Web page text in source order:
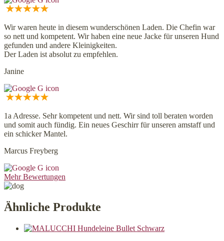
Wir waren heute in diesem wunderschönen Laden. Die Chefin war
so nett und kompetent. Wir haben eine neue Jacke für unseren Hund
gefunden und andere Kleinigkeiten.
Der Laden ist absolut zu empfehlen.
Janine
1a Adresse. Sehr kompetent und nett. Wir sind toll beraten worden
und somit auch fündig. Ein neues Geschirr für unseren amstaff und
ein schicker Mantel.
Marcus Freyberg
Mehr Bewertungen
Ähnliche Produkte